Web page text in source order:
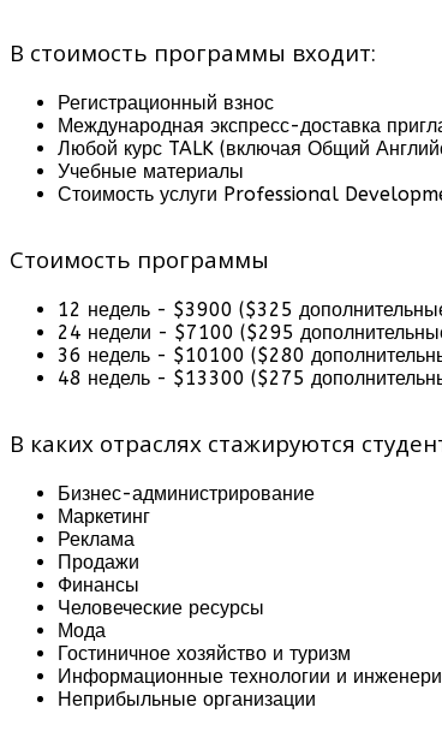
В стоимость программы входит:
Регистрационный взнос
Международная экспресс-доставка
Любой курс TALK (включая Общий
Учебные материалы
Стоимость услуги Professional
Стоимость программы
12 недель - $3900 ($325
24 недели - $7100 ($295
36 недель - $10100 ($280
48 недель - $13300 ($275
В каких отраслях стажируются
Бизнес-администрирование
Маркетинг
Реклама
Продажи
Финансы
Человеческие ресурсы
Мода
Гостиничное хозяйство и туризм
Информационные технологии и
Неприбыльные организации